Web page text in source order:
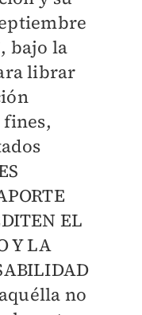
bajo la
librar
EL
Y LA
no